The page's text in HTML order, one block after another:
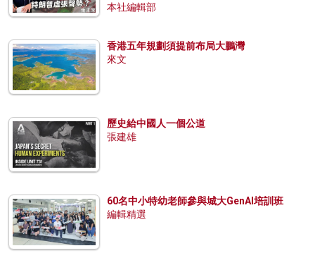
本社編輯部
香港五年規劃須提前布局大鵬灣
來文
歷史給中國人一個公道
張建雄
60名中小特幼老師參與城大GenAI培訓班
編輯精選